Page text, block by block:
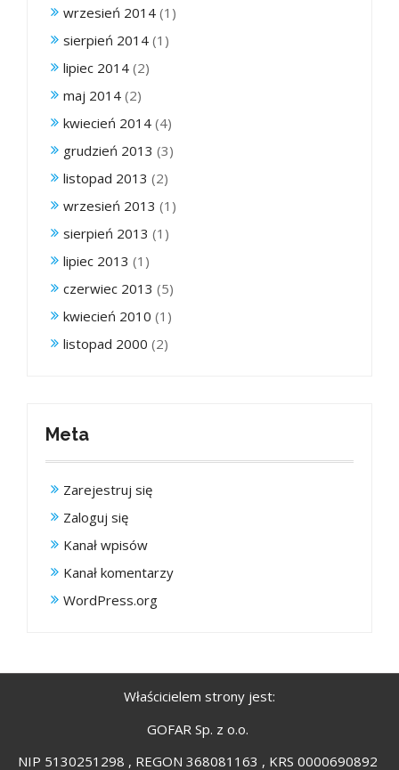
wrzesień 2014 (1)
sierpień 2014 (1)
lipiec 2014 (2)
maj 2014 (2)
kwiecień 2014 (4)
grudzień 2013 (3)
listopad 2013 (2)
wrzesień 2013 (1)
sierpień 2013 (1)
lipiec 2013 (1)
czerwiec 2013 (5)
kwiecień 2010 (1)
listopad 2000 (2)
Meta
Zarejestruj się
Zaloguj się
Kanał wpisów
Kanał komentarzy
WordPress.org
Właścicielem strony jest:
GOFAR Sp. z o.o.
NIP 5130251298 , REGON 368081163 , KRS 0000690892